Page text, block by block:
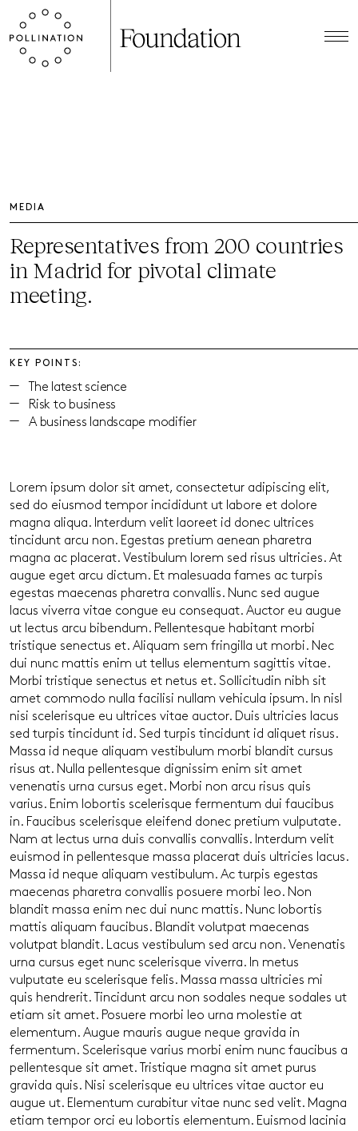
MEDIA
Representatives from 200 countries
in Madrid for pivotal climate
meeting.
KEY POINTS:
The latest science
Risk to business
A business landscape modifier
Lorem ipsum dolor sit amet, consectetur adipiscing elit,
sed do eiusmod tempor incididunt ut labore et dolore
magna aliqua. Interdum velit laoreet id donec ultrices
tincidunt arcu non. Egestas pretium aenean pharetra
magna ac placerat. Vestibulum lorem sed risus ultricies. At
augue eget arcu dictum. Et malesuada fames ac turpis
egestas maecenas pharetra convallis. Nunc sed augue
lacus viverra vitae congue eu consequat. Auctor eu augue
ut lectus arcu bibendum. Pellentesque habitant morbi
tristique senectus et. Aliquam sem fringilla ut morbi. Nec
dui nunc mattis enim ut tellus elementum sagittis vitae.
Morbi tristique senectus et netus et. Sollicitudin nibh sit
amet commodo nulla facilisi nullam vehicula ipsum. In nisl
nisi scelerisque eu ultrices vitae auctor. Duis ultricies lacus
sed turpis tincidunt id. Sed turpis tincidunt id aliquet risus.
Massa id neque aliquam vestibulum morbi blandit cursus
risus at. Nulla pellentesque dignissim enim sit amet
venenatis urna cursus eget. Morbi non arcu risus quis
varius. Enim lobortis scelerisque fermentum dui faucibus
in. Faucibus scelerisque eleifend donec pretium vulputate.
Nam at lectus urna duis convallis convallis. Interdum velit
euismod in pellentesque massa placerat duis ultricies lacus.
Massa id neque aliquam vestibulum. Ac turpis egestas
maecenas pharetra convallis posuere morbi leo. Non
blandit massa enim nec dui nunc mattis. Nunc lobortis
mattis aliquam faucibus. Blandit volutpat maecenas
volutpat blandit. Lacus vestibulum sed arcu non. Venenatis
urna cursus eget nunc scelerisque viverra. In metus
vulputate eu scelerisque felis. Massa massa ultricies mi
quis hendrerit. Tincidunt arcu non sodales neque sodales ut
etiam sit amet. Posuere morbi leo urna molestie at
elementum. Augue mauris augue neque gravida in
fermentum. Scelerisque varius morbi enim nunc faucibus a
pellentesque sit amet. Tristique magna sit amet purus
gravida quis. Nisi scelerisque eu ultrices vitae auctor eu
augue ut. Elementum curabitur vitae nunc sed velit. Magna
etiam tempor orci eu lobortis elementum. Euismod lacinia